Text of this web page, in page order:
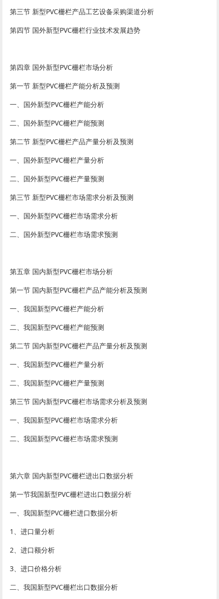
第三节 新型PVC栅栏产品工艺设备采购渠道分析
第四节 国外新型PVC栅栏行业技术发展趋势
第四章 国外新型PVC栅栏市场分析
第一节 新型PVC栅栏产能分析及预测
一、国外新型PVC栅栏产能分析
二、国外新型PVC栅栏产能预测
第二节 新型PVC栅栏产品产量分析及预测
一、国外新型PVC栅栏产量分析
二、国外新型PVC栅栏产量预测
第三节 新型PVC栅栏市场需求分析及预测
一、国外新型PVC栅栏市场需求分析
二、国外新型PVC栅栏市场需求预测
第五章 国内新型PVC栅栏市场分析
第一节 国内新型PVC栅栏产品产能分析及预测
一、我国新型PVC栅栏产能分析
二、我国新型PVC栅栏产能预测
第二节 国内新型PVC栅栏产品产量分析及预测
一、我国新型PVC栅栏产量分析
二、我国新型PVC栅栏产量预测
第三节 国内新型PVC栅栏市场需求分析及预测
一、我国新型PVC栅栏市场需求分析
二、我国新型PVC栅栏市场需求预测
第六章 国内新型PVC栅栏进出口数据分析
第一节我国新型PVC栅栏进出口数据分析
一、我国新型PVC栅栏进口数据分析
1、进口量分析
2、进口额分析
3、进口价格分析
二、我国新型PVC栅栏出口数据分析